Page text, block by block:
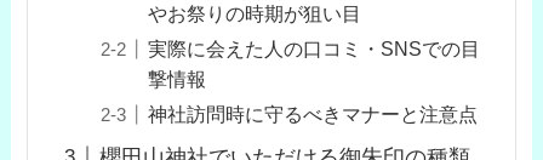
やお祭りの時期が狙い目
実際に会えた人の口コミ・SNSでの目
撃情報
神社訪問時に守るべきマナーと注意点